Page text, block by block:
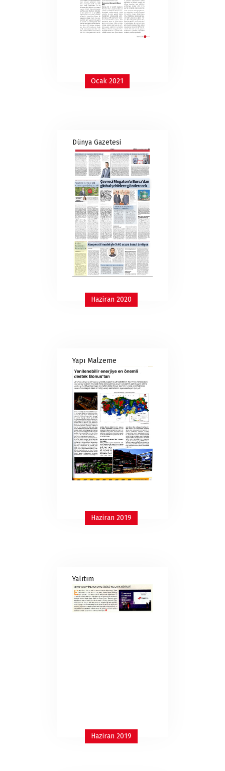
Ocak 2021
Dünya Gazetesi
Haziran 2020
Yapı Malzeme
Haziran 2019
Yalıtım
Haziran 2019